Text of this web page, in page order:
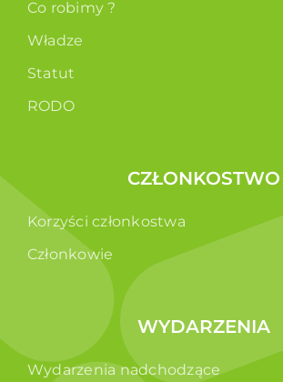
Co robimy ?
Władze
Statut
RODO
CZŁONKOSTWO
Korzyści członkostwa
Członkowie
WYDARZENIA
Wydarzenia nadchodzące